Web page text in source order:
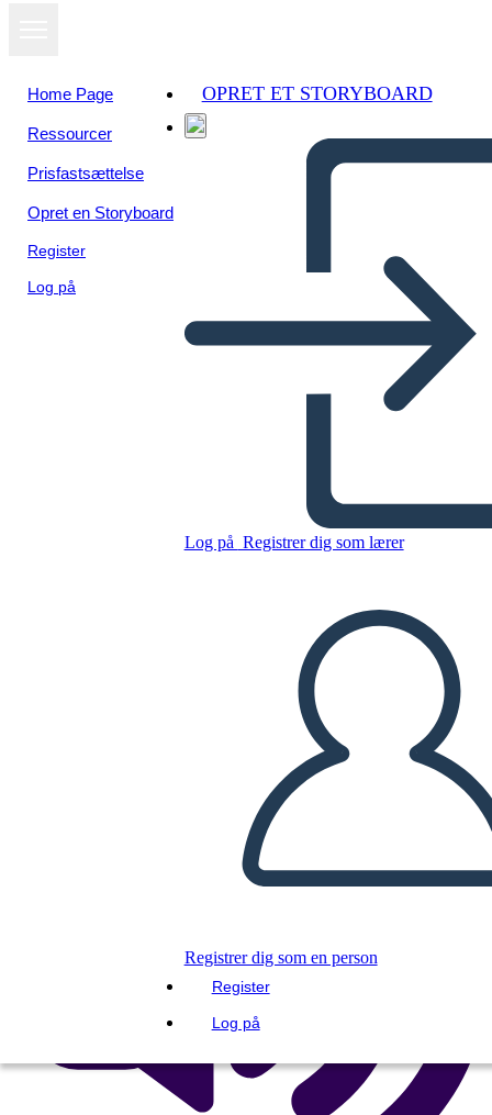
Home Page
Ressourcer
Prisfastsættelse
Opret en Storyboard
Register
Log på
OPRET ET STORYBOARD
Log på Registrer dig som lærer
Registrer dig som en person
Register
Log på
Transcontinentale
LAVE ET STORYBOARD
AFSPIL DIASSHOW
LÆS FOR MIG